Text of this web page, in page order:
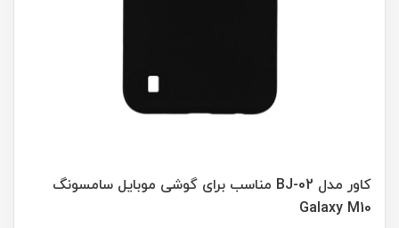
کاور مدل BJ-02 مناسب برای گوشی موبایل سامسونگ
Galaxy M10